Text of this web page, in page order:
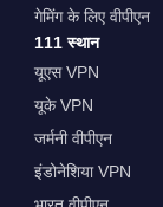
गेमिंग के लिए वीपीएन
111 स्थान
यूएस VPN
यूके VPN
जर्मनी वीपीएन
इंडोनेशिया VPN